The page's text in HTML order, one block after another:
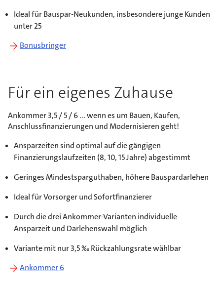
Ideal für Bauspar-Neukunden, insbesondere junge Kunden
unter 25
Bonusbringer
Für ein eigenes Zuhause
Ankommer 3,5 / 5 / 6 ... wenn es um Bauen, Kaufen,
Anschlussfinanzierungen und Modernisieren geht!
Ansparzeiten sind optimal auf die gängigen
Finanzierungslaufzeiten (8, 10, 15 Jahre) abgestimmt
Geringes Mindestsparguthaben, höhere Bauspardarlehen
Ideal für Vorsorger und Sofortfinanzierer
Durch die drei Ankommer-Varianten individuelle
Ansparzeit und Darlehenswahl möglich
Variante mit nur 3,5 ‰ Rückzahlungsrate wählbar
Ankommer 6